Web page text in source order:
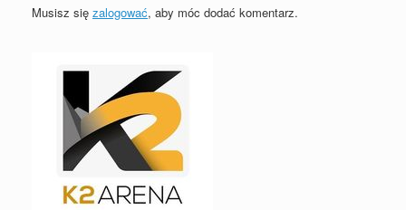
Musisz się zalogować, aby móc dodać komentarz.